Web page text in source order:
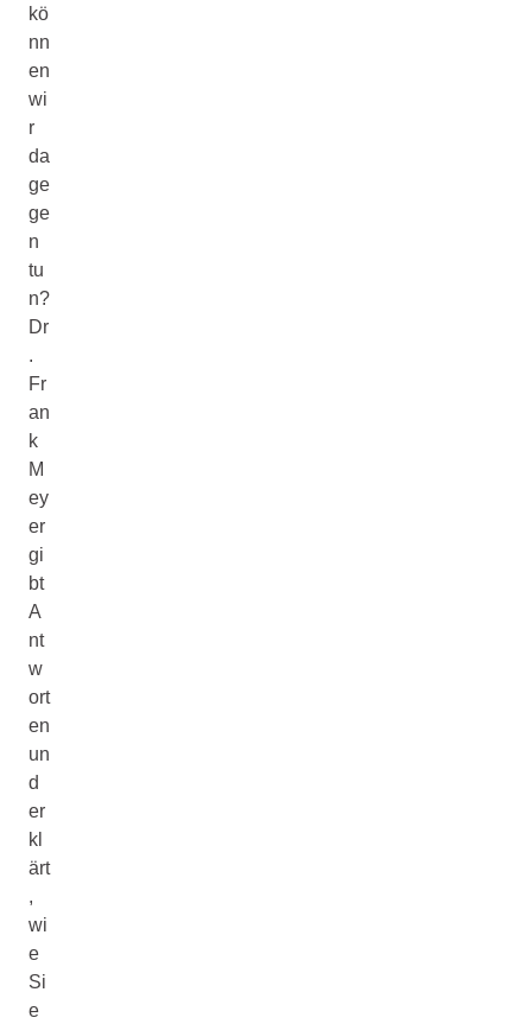
kö
nn
en
wi
r
da
ge
ge
n
tu
n?
Dr
.
Fr
an
k
M
ey
er
gi
bt
A
nt
w
ort
en
un
d
er
kl
ärt
,
wi
e
Si
e